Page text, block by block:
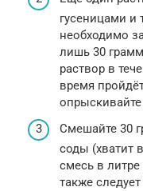
гусеницами и
необходимо
лишь 30
раствор в
время
Смешайте 30
соды (хватит
смесь в
также